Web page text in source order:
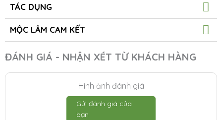
TÁC DỤNG
MỘC LÂM CAM KẾT
ĐÁNH GIÁ - NHẬN XÉT TỪ KHÁCH HÀNG
Hình ảnh đánh giá
Gửi đánh giá của
bạn